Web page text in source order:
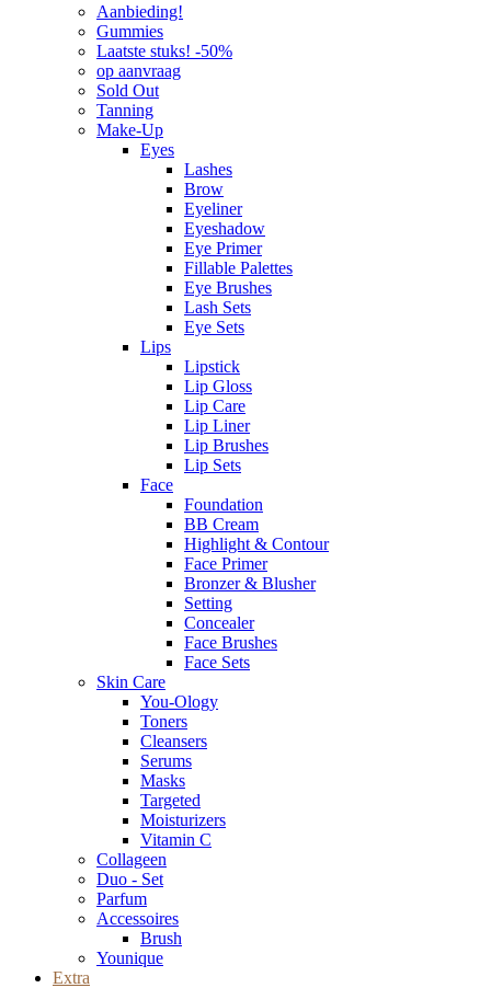
Aanbieding!
Gummies
Laatste stuks! -50%
op aanvraag
Sold Out
Tanning
Make-Up
Eyes
Lashes
Brow
Eyeliner
Eyeshadow
Eye Primer
Fillable Palettes
Eye Brushes
Lash Sets
Eye Sets
Lips
Lipstick
Lip Gloss
Lip Care
Lip Liner
Lip Brushes
Lip Sets
Face
Foundation
BB Cream
Highlight & Contour
Face Primer
Bronzer & Blusher
Setting
Concealer
Face Brushes
Face Sets
Skin Care
You-Ology
Toners
Cleansers
Serums
Masks
Targeted
Moisturizers
Vitamin C
Collageen
Duo - Set
Parfum
Accessoires
Brush
Younique
Extra